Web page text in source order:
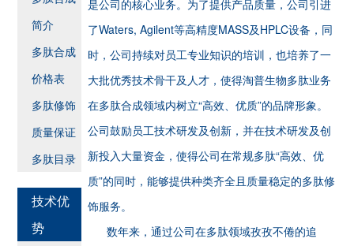
简介
多肽合成
价格表
多肽修饰
质量保证
多肽目录
技术优
势
是公司的核心业务。为了提供产品质量，公司引进
了Waters, Agilent等高精度MASS及HPLC设备，同
时，公司持续对员工专业知识的培训，也培养了一
大批优秀技术骨干及人才，使得淘普生物多肽业务
在多肽合成领域内树立“高效、优质”的品牌形象。
公司鼓励员工技术研发及创新，并在技术研发及创
新投入大量资金，使得公司在常规多肽“高效、优
质”的同时，能够提供种类齐全且质量稳定的多肽修
饰服务。
数年来，通过公司在多肽领域孜孜不倦的追